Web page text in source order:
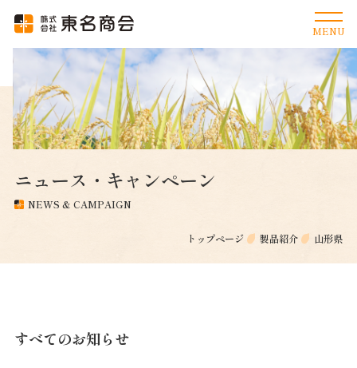
ニュース・キャンペーン
NEWS & CAMPAIGN
トップページ 製品紹介 山形県
すべてのお知らせ